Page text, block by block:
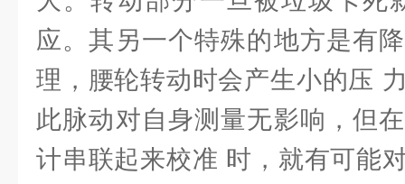
应。其另一个特殊的地方是有
理，腰轮转动时会产生小的压
此脉动对自身测量无影响，但
计串联起来校准 时，就有可能